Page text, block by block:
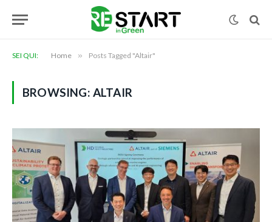
SEI QUI: Home » Posts Tagged "Altair"
BROWSING: ALTAIR